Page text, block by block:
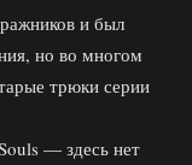
и был
но во многом
трюки серии
— здесь нет